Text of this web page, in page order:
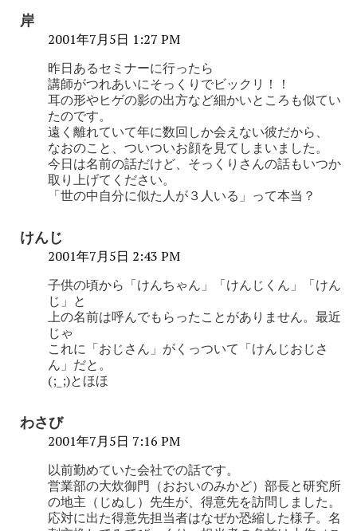
岸
2001年7月5日 1:27 PM
昨日あるセミナーに行ったら
講師がつれあいにそっくりでビックリ！！
耳の形やヒゲの影の出方など細かいところも似てい
たのです。
遠く離れていて年に数回しか会えない彼だから、
なおのこと、ついついお顔を見てしまいました。
今日は名前の話だけど、そっくりさんの話もいつか
取り上げてください。
「世の中自分に似た人が３人いる」って本当？
けんじ
2001年7月5日 2:43 PM
子供の頃から「けんちゃん」「けんじくん」「けん
じ」と
上の名前は呼んでもらったことがありません。最近
じゃ
これに「おじさん」がくっついて「けんじおじさ
ん」だと。
(;_;)とほほ
わさび
2001年7月5日 7:16 PM
以前勤めていた会社での話です。
営業部の大炊御門（おおいのみかど）部長と研究所
の地主（じぬし）先生が、得意先を訪問しました。
応対に出た得意先担当者はなぜか恐縮した様子。名